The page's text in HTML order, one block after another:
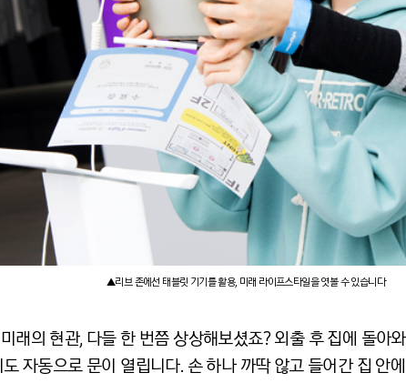
▲리브 존에선 태블릿 기기를 활용, 미래 라이프스타일을 엿볼 수 있습니다
래의 현관, 다들 한 번쯤 상상해보셨죠? 외출 후 집에 돌아
자동으로 문이 열립니다. 손 하나 까딱 않고 들어간 집 안